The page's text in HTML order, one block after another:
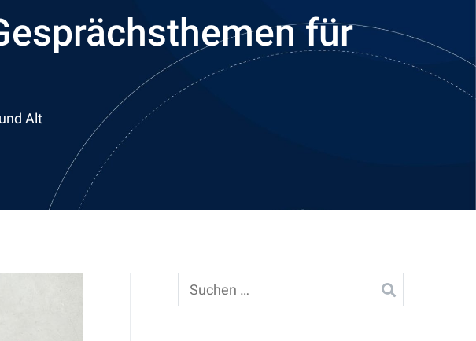
für
Alt
Suchen
nach: